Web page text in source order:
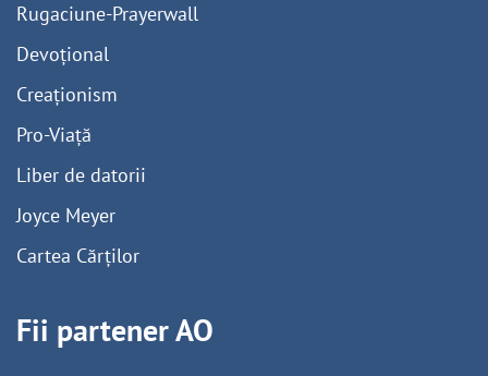
Rugaciune-Prayerwall
Devoțional
Creaționism
Pro-Viață
Liber de datorii
Joyce Meyer
Cartea Cărților
Fii partener AO